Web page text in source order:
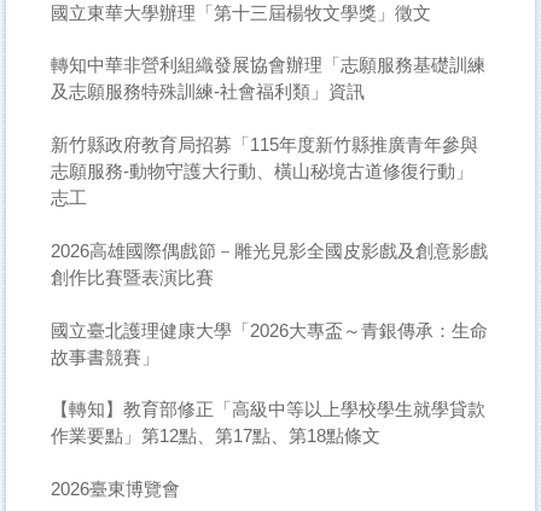
國立東華大學辦理「第十三屆楊牧文學獎」徵文
轉知中華非營利組織發展協會辦理「志願服務基礎訓練
及志願服務特殊訓練-社會福利類」資訊
新竹縣政府教育局招募「115年度新竹縣推廣青年參與
志願服務-動物守護大行動、橫山秘境古道修復行動」
志工
2026高雄國際偶戲節－雕光見影全國皮影戲及創意影戲
創作比賽暨表演比賽
國立臺北護理健康大學「2026大專盃～青銀傳承：生命
故事書競賽」
【轉知】教育部修正「高級中等以上學校學生就學貸款
作業要點」第12點、第17點、第18點條文
2026臺東博覽會